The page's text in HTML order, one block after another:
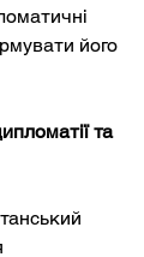
його
та